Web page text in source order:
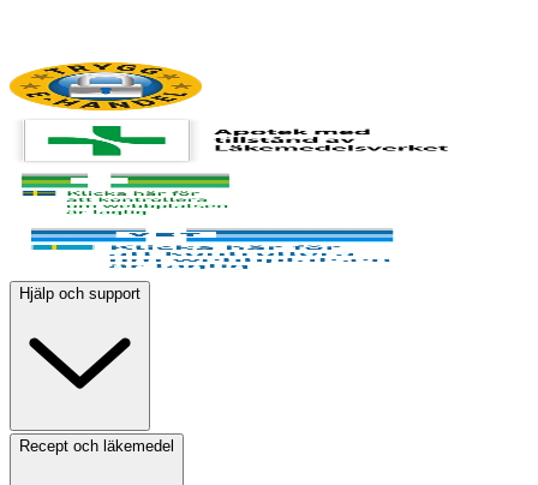
Hjälp och support
Recept och läkemedel